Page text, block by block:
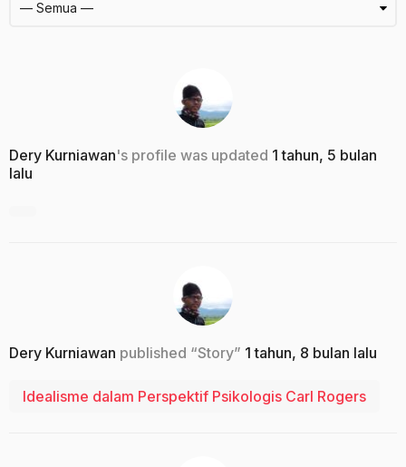
Dery Kurniawan's profile was updated 1 tahun, 5 bulan
lalu
Dery Kurniawan published “Story” 1 tahun, 8 bulan lalu
Idealisme dalam Perspektif Psikologis Carl Rogers